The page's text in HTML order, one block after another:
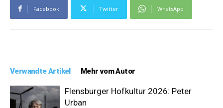
Facebook Twitter WhatsApp
Verwandte Artikel Mehr vom Autor
Flensburger Hofkultur 2026: Peter
Urban